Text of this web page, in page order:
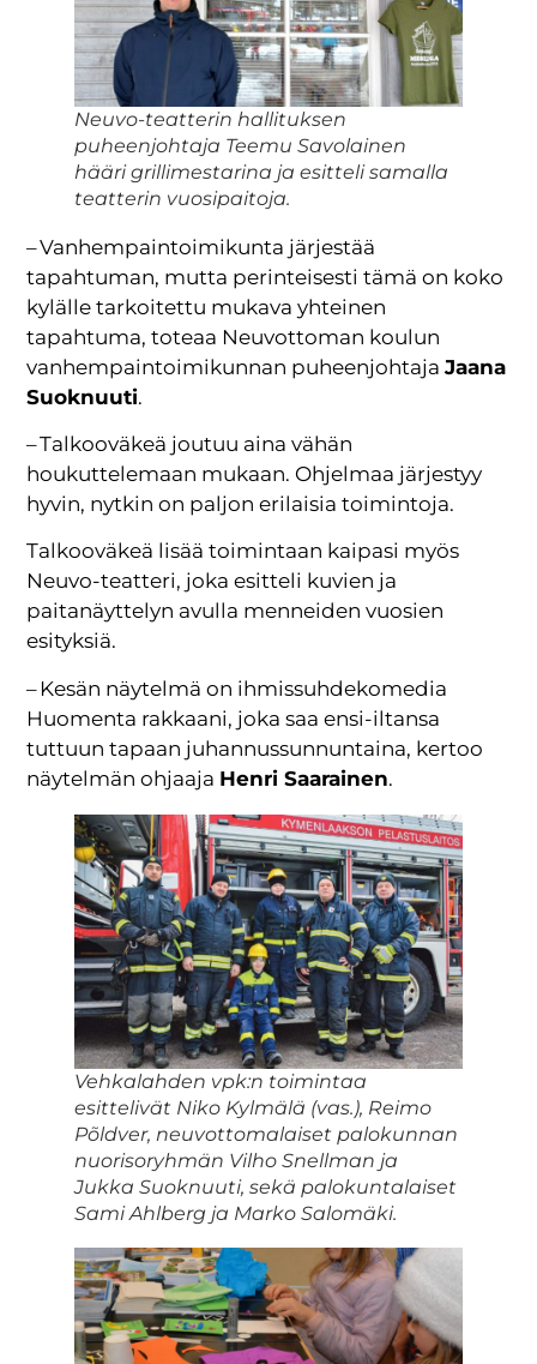
Neuvo-teatterin hallituksen
puheenjohtaja Teemu Savolainen
hääri grillimestarina ja esitteli samalla
teatterin vuosipaitoja.
– Vanhempaintoimikunta järjestää
tapahtuman, mutta perinteisesti tämä on koko
kylälle tarkoitettu mukava yhteinen
tapahtuma, toteaa Neuvottoman koulun
vanhempaintoimikunnan puheenjohtajaJaana
Suoknuuti.
– Talkooväkeä joutuu aina vähän
houkuttelemaan mukaan. Ohjelmaa järjestyy
hyvin, nytkin on paljon erilaisia toimintoja.
Talkooväkeä lisää toimintaan kaipasi myös
Neuvo-teatteri, joka esitteli kuvien ja
paitanäyttelyn avulla menneiden vuosien
esityksiä.
– Kesän näytelmä on ihmissuhdekomedia
Huomenta rakkaani, joka saa ensi-iltansa
tuttuun tapaan juhannussunnuntaina, kertoo
näytelmän ohjaaja Henri Saarainen.
Vehkalahden vpk:n toimintaa
esittelivät Niko Kylmälä (vas.), Reimo
Põldver, neuvottomalaiset palokunnan
nuorisoryhmän Vilho Snellman ja
Jukka Suoknuuti, sekä palokuntalaiset
Sami Ahlberg ja Marko Salomäki.